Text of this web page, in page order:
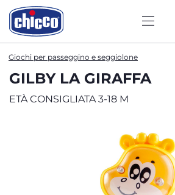
Giochi per passeggino e seggiolone
GILBY LA GIRAFFA
ETÀ CONSIGLIATA 3-18 M